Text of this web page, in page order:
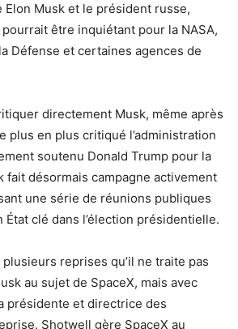
Musk et le président russe,
être inquiétant pour la NASA,
Défense et certaines agences de
directement Musk, même après
plus en plus critiqué l’administration
soutenu Donald Trump pour la
fait désormais campagne activement
une série de réunions publiques
État clé dans l’élection présidentielle.
reprises qu’il ne traite pas
au sujet de SpaceX, mais avec
présidente et directrice des
Shotwell gère SpaceX au